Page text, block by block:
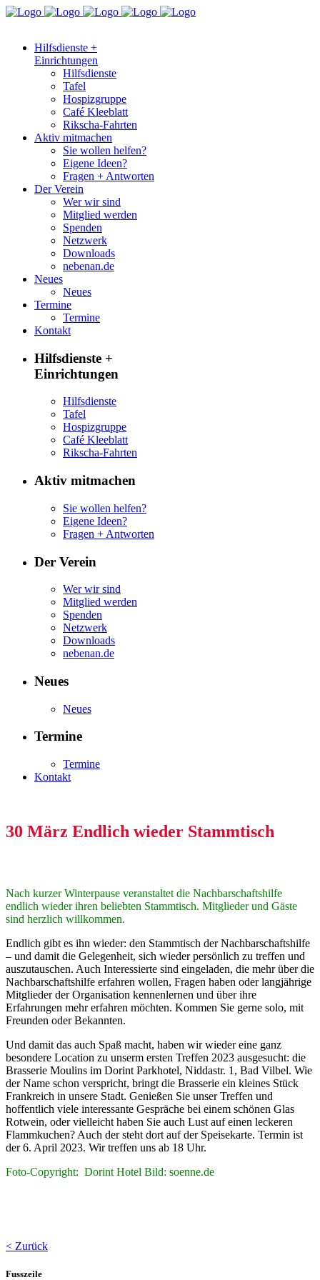
Hilfsdienste +
Einrichtungen
Hilfsdienste
Tafel
Hospizgruppe
Café Kleeblatt
Rikscha-Fahrten
Aktiv mitmachen
Sie wollen helfen?
Eigene Ideen?
Fragen + Antworten
Der Verein
Wer wir sind
Mitglied werden
Spenden
Netzwerk
Downloads
nebenan.de
Neues
Neues
Termine
Termine
Kontakt
Hilfsdienste +
Einrichtungen
Hilfsdienste
Tafel
Hospizgruppe
Café Kleeblatt
Rikscha-Fahrten
Aktiv mitmachen
Sie wollen helfen?
Eigene Ideen?
Fragen + Antworten
Der Verein
Wer wir sind
Mitglied werden
Spenden
Netzwerk
Downloads
nebenan.de
Neues
Neues
Termine
Termine
Kontakt
30 März Endlich wieder Stammtisch
Nach kurzer Winterpause veranstaltet die Nachbarschaftshilfe
endlich wieder ihren beliebten Stammtisch. Mitglieder und Gäste
sind herzlich willkommen.
Endlich gibt es ihn wieder: den Stammtisch der Nachbarschaftshilfe
– und damit die Gelegenheit, sich wieder persönlich zu treffen und
auszutauschen. Auch Interessierte sind eingeladen, die mehr über die
Nachbarschaftshilfe erfahren wollen, Fragen haben oder langjährige
Mitglieder der Organisation kennenlernen und über ihre
Erfahrungen mehr erfahren möchten. Kommen Sie gerne solo, mit
Freunden oder Bekannten.
Und damit das auch Spaß macht, haben wir wieder eine ganz
besondere Location zu unserm ersten Treffen 2023 ausgesucht: die
Brasserie Moulins im Dorint Parkhotel, Niddastr. 1, Bad Vilbel. Wie
der Name schon verspricht, bringt die Brasserie ein kleines Stück
Frankreich in unsere Stadt. Genießen Sie unser Treffen und
hoffentlich viele interessante Gespräche bei einem schönen Glas
Rotwein, oder vielleicht haben Sie auch Lust auf einen leckeren
Flammkuchen? Auch der steht dort auf der Speisekarte. Termin ist
der 6. April 2023. Wir treffen uns ab 18 Uhr.
Foto-Copyright: Dorint Hotel Bild: soenne.de
< Zurück
Fusszeile